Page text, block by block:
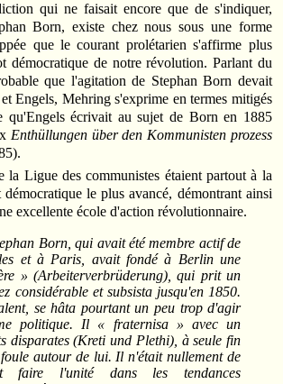
qui ne faisait encore que de s'indiquer,
Born, existe chez nous sous une forme
que le courant prolétarien s'affirme plus
démocratique de notre révolution. Parlant du
que l'agitation de Stephan Born devait
Engels, Mehring s'exprime en termes mitigés
qu'Engels écrivait au sujet de Born en 1885
Enthüllungen über den Kommunisten prozess
la Ligue des communistes étaient partout à la
le plus avancé, démontrant ainsi
excellente école d'action révolutionnaire.
Born, qui avait été membre actif de
et à Paris, avait fondé à Berlin une
» (Arbeiterverbrüderung), qui prit un
considérable et subsista jusqu'en 1850.
se hâta pourtant un peu trop d'agir
politique. Il « fraternisa » avec un
disparates (Kreti und Plethi), à seule fin
autour de lui. Il n'était nullement de
faire l'unité dans les tendances